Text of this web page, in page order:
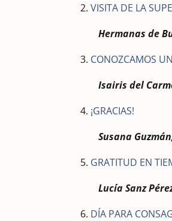
2.VISITA DE LA
Hermanas de
3. CONOZCAMOS
Isairis del
4. ¡GRACIAS!
Susana
5. GRATITUD EN
Lucía Sanz
6. DÍA PARA